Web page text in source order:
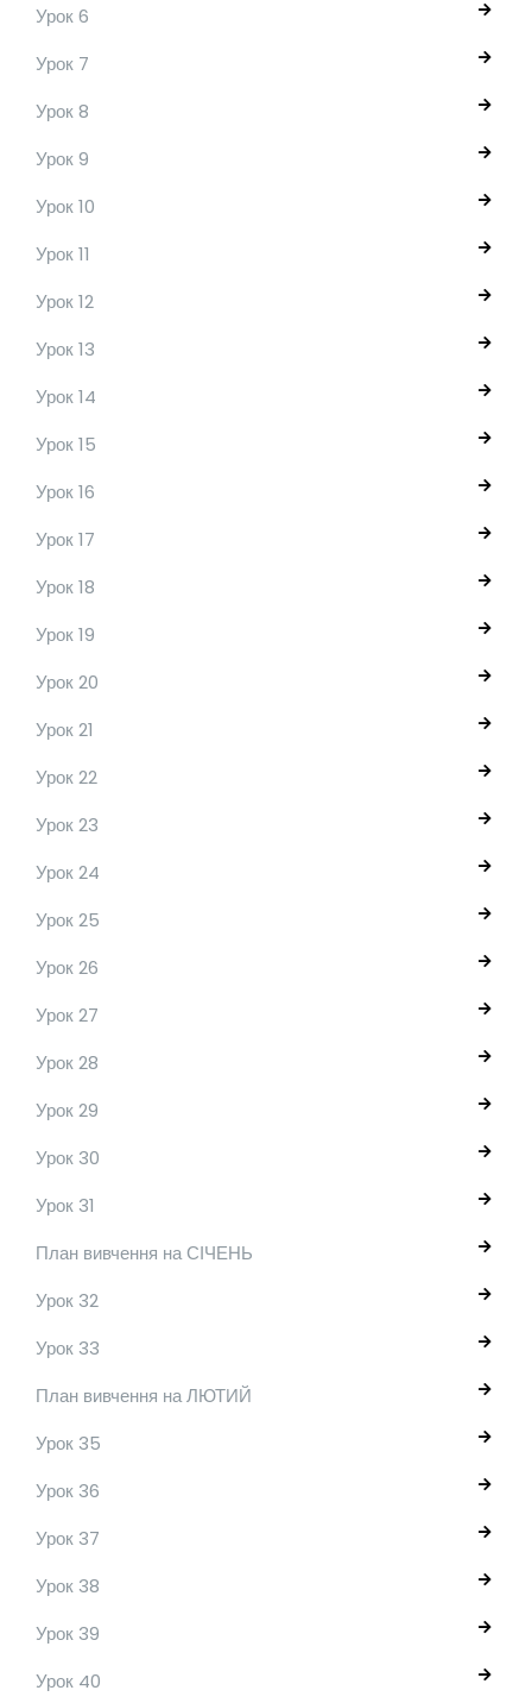
Урок 6
Урок 7
Урок 8
Урок 9
Урок 10
Урок 11
Урок 12
Урок 13
Урок 14
Урок 15
Урок 16
Урок 17
Урок 18
Урок 19
Урок 20
Урок 21
Урок 22
Урок 23
Урок 24
Урок 25
Урок 26
Урок 27
Урок 28
Урок 29
Урок 30
Урок 31
План вивчення на СІЧЕНЬ
Урок 32
Урок 33
План вивчення на ЛЮТИЙ
Урок 35
Урок 36
Урок 37
Урок 38
Урок 39
Урок 40